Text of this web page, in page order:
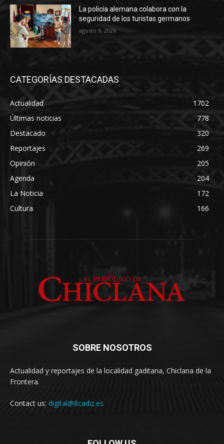
La policía alemana colabora con la
seguridad de los turistas germanos
agosto 6, 2026
CATEGORÍAS DESTACADAS
Actualidad
1702
Últimas noticias
778
Destacado
320
Reportajes
269
Opinión
205
Agenda
204
La Noticia
172
Cultura
166
SOBRE NOSOTROS
Actualidad y reportajes de la localidad gaditana, Chiclana de la
Frontera.
Contact us: digital@8cadiz.es